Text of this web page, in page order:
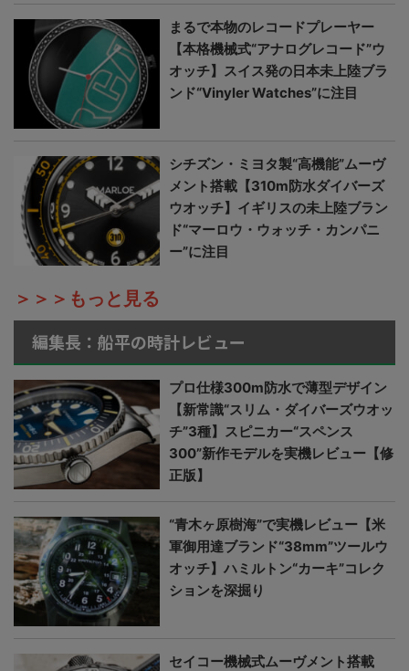
まるで本物のレコードプレーヤー
【本格機械式“アナログレコード”ウ
オッチ】スイス発の日本未上陸ブラ
ンド“Vinyler Watches”に注目
シチズン・ミヨタ製“高機能”ムーヴ
メント搭載【310m防水ダイバーズ
ウオッチ】イギリスの未上陸ブラン
ド“マーロウ・ウォッチ・カンパニ
ー”に注目
＞＞＞もっと見る
編集長：船平の時計レビュー
プロ仕様300m防水で薄型デザイン
【新常識“スリム・ダイバーズウオッ
チ”3種】スピニカー“スペンス
300”新作モデルを実機レビュー【修
正版】
“青木ヶ原樹海”で実機レビュー【米
軍御用達ブランド“38mm”ツールウ
オッチ】ハミルトン“カーキ”コレク
ションを深掘り
セイコー機械式ムーヴメント搭載